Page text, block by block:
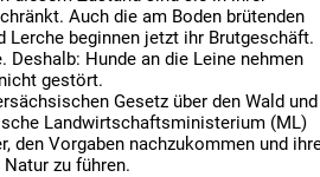
Auch die am Boden brütenden
Lerche beginnen jetzt ihr Brutgeschäft.
Deshalb: Hunde an die Leine nehmen
gestört.
Gesetz über den Wald und
Landwirtschaftsministerium (ML)
den Vorgaben nachzukommen und
zu führen.